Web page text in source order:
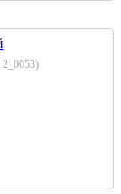
2_0053)